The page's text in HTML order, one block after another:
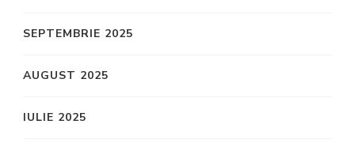
SEPTEMBRIE 2025
AUGUST 2025
IULIE 2025